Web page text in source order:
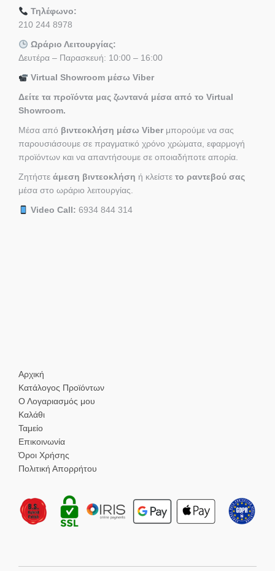
Τηλέφωνο:
210 244 8978
Ωράριο Λειτουργίας:
Δευτέρα – Παρασκευή: 10:00 – 16:00
Virtual Showroom μέσω Viber
Δείτε τα προϊόντα μας ζωντανά μέσα από το Virtual
Showroom.
Μέσα από βιντεοκλήση μέσω Viber μπορούμε να σας
παρουσιάσουμε σε πραγματικό χρόνο χρώματα, εφαρμογή
προϊόντων και να απαντήσουμε σε οποιαδήποτε απορία.
Ζητήστε άμεση βιντεοκλήση ή κλείστε το ραντεβού σας
μέσα στο ωράριο λειτουργίας.
Video Call: 6934 844 314
Αρχική
Κατάλογος Προϊόντων
Ο Λογαριασμός μου
Καλάθι
Ταμείο
Επικοινωνία
Όροι Χρήσης
Πολιτική Απορρήτου